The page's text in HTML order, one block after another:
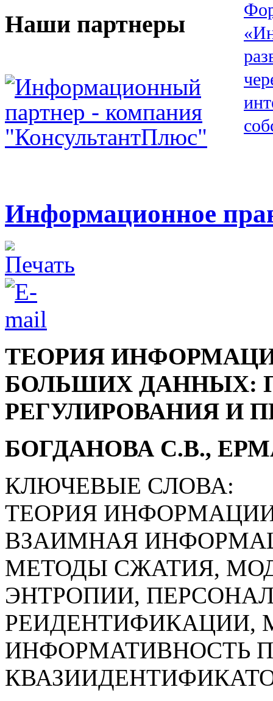
Наши партнеры
Информационное
ТЕОРИЯ
БОЛЬШИХ ДАННЫХ:
РЕГУЛИРОВАНИЯ И
БОГДАНОВА С.В.,
КЛЮЧЕВЫЕ СЛОВА:
ТЕОРИЯ
ВЗАИМНАЯ
МЕТОДЫ СЖАТИЯ,
ЭНТРОПИИ,
ИНФОРМАТИВНОСТЬ